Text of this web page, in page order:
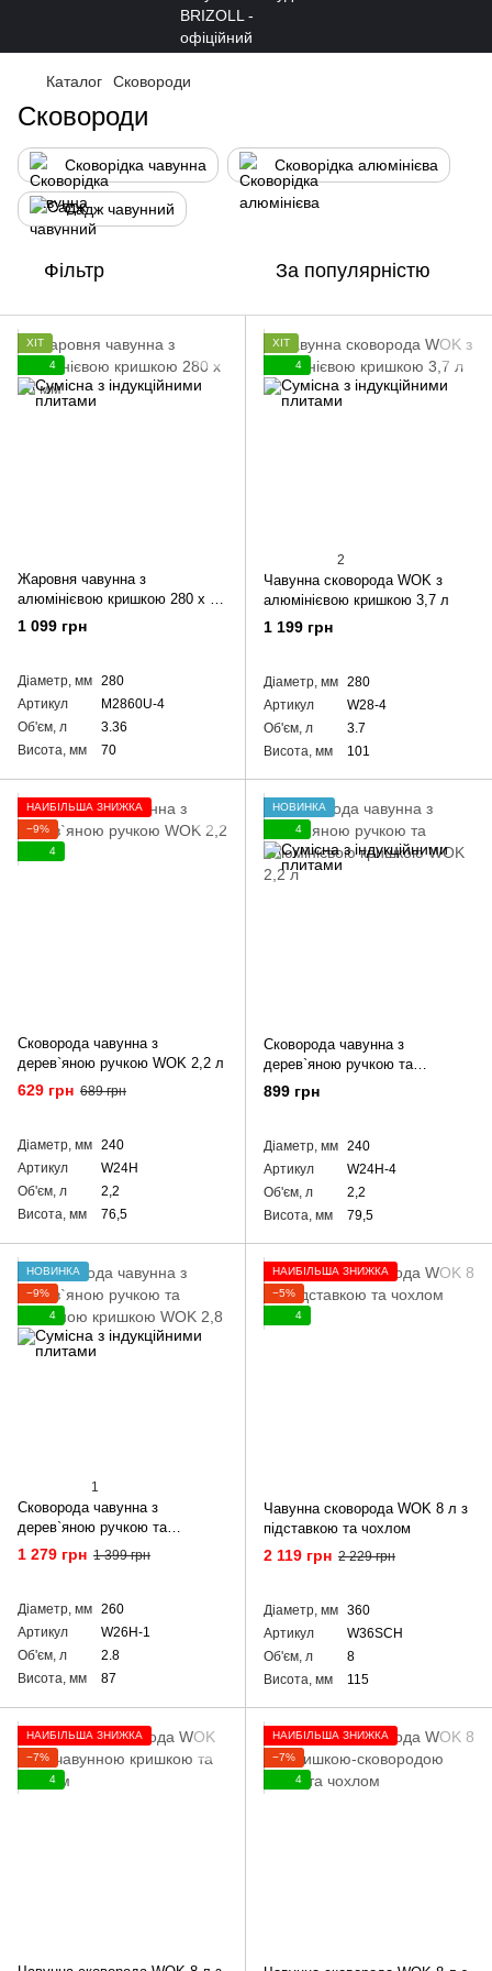
Каталог Сковороди
Сковороди
Сковорідка чавунна Сковорідка алюмінієва
Садж чавунний
Фільтр За популярністю
ХІТ
4
Жаровня чавунна з
алюмінієвою кришкою 280 х 60
мм
1 099 грн
Діаметр, мм 280
Артикул
M2860U-4
Об'єм, л
3.36
Висота, мм
70
ХІТ
4
2
Чавунна сковорода WOK з
алюмінієвою кришкою 3,7 л
1 199 грн
Діаметр, мм 280
Артикул
W28-4
Об'єм, л
3.7
Висота, мм
101
НАЙБІЛЬША ЗНИЖКА
−9%
4
Сковорода чавунна з
дерев`яною ручкою WOK 2,2 л
629 грн 689 грн
Діаметр, мм 240
Артикул
W24H
Об'єм, л
2,2
Висота, мм
76,5
НОВИНКА
4
Сковорода чавунна з
дерев`яною ручкою та
алюмінієвою кришкою WOK 2,2
899 грн
Діаметр, мм 240
Артикул
W24H-4
Об'єм, л
2,2
Висота, мм
79,5
НОВИНКА
−9%
4
1
Сковорода чавунна з
дерев`яною ручкою та
чавунною кришкою WOK 2,8 л
1 279 грн 1 399 грн
Діаметр, мм 260
Артикул
W26H-1
Об'єм, л
2.8
Висота, мм
87
НАЙБІЛЬША ЗНИЖКА
−5%
4
Чавунна сковорода WOK 8 л з
підставкою та чохлом
2 119 грн 2 229 грн
Діаметр, мм 360
Артикул
W36SCH
Об'єм, л
8
Висота, мм
115
НАЙБІЛЬША ЗНИЖКА
−7%
4
НАЙБІЛЬША ЗНИЖКА
−7%
4